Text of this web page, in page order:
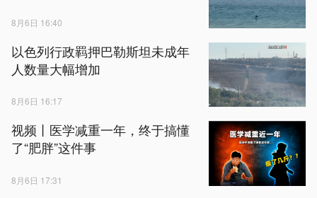
8月6日 16:40
以色列行政羁押巴勒斯坦未成年
人数量大幅增加
8月6日 16:17
视频丨医学减重一年，终于搞懂
了“肥胖”这件事
8月6日 17:31